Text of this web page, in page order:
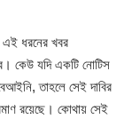
এই ধরনের খবর
কেউ যদি একটি নোটিস
তাহলে সেই দাবির
রয়েছে। কোথায় সেই